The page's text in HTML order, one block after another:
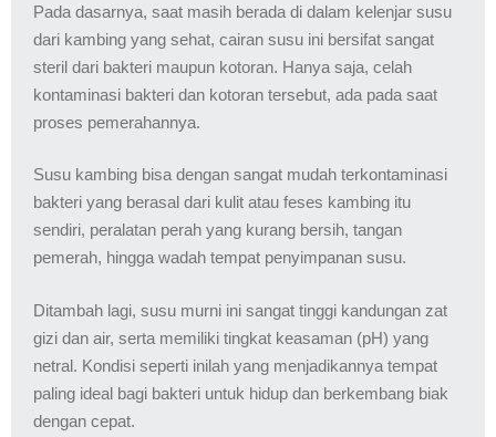
Pada dasarnya, saat masih berada di dalam kelenjar susu
dari kambing yang sehat, cairan susu ini bersifat sangat
steril dari bakteri maupun kotoran. Hanya saja, celah
kontaminasi bakteri dan kotoran tersebut, ada pada saat
proses pemerahannya.
Susu kambing bisa dengan sangat mudah terkontaminasi
bakteri yang berasal dari kulit atau feses kambing itu
sendiri, peralatan perah yang kurang bersih, tangan
pemerah, hingga wadah tempat penyimpanan susu.
Ditambah lagi, susu murni ini sangat tinggi kandungan zat
gizi dan air, serta memiliki tingkat keasaman (pH) yang
netral. Kondisi seperti inilah yang menjadikannya tempat
paling ideal bagi bakteri untuk hidup dan berkembang biak
dengan cepat.